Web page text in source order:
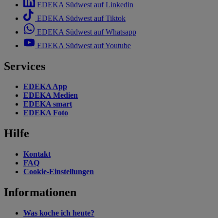
EDEKA Südwest auf Linkedin
EDEKA Südwest auf Tiktok
EDEKA Südwest auf Whatsapp
EDEKA Südwest auf Youtube
Services
EDEKA App
EDEKA Medien
EDEKA smart
EDEKA Foto
Hilfe
Kontakt
FAQ
Cookie-Einstellungen
Informationen
Was koche ich heute?